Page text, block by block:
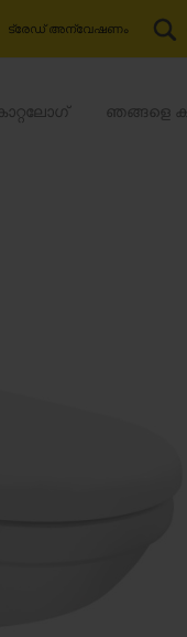
ട്രേഡ് അന്വേഷണം
ഞങ്ങളെ